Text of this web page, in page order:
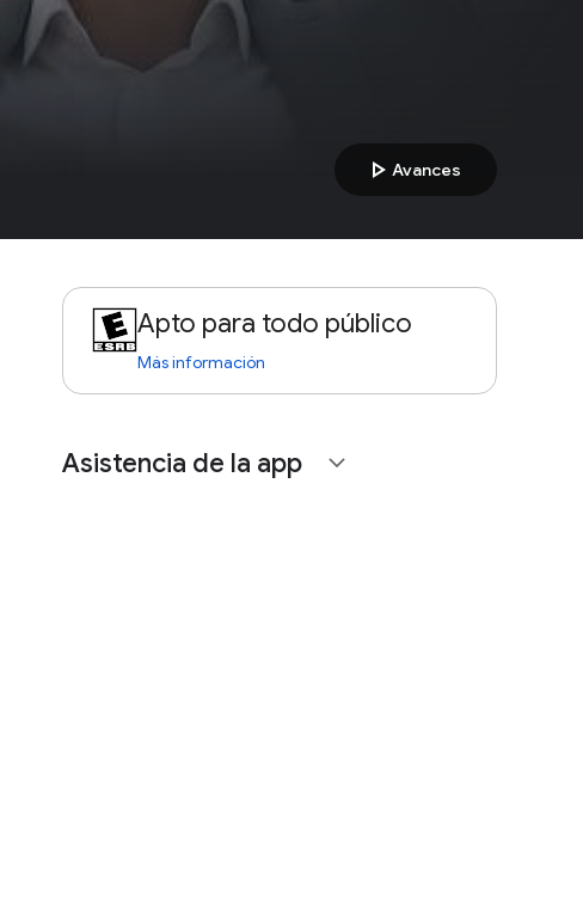
play_arrow Avances
Apto para todo público
Más información
Asistencia de la app expand_more